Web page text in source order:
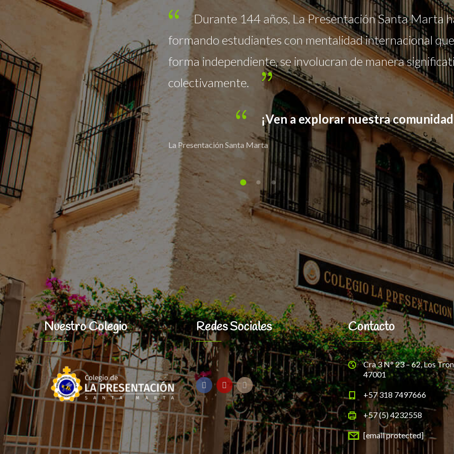
Marta ha estado
que piensan de
significativa y actúan
Educación formal de Calidad Humana y
metodología interactiva, currículo por competencias y
digitales de aprendizaje, en los niveles de Preescolar,
Académica, con profundización en inglés y francés.
¡Ven a explorar nuestra
La Presentación Santa Marta
Nuestro Colegio Redes Sociales Contacto
Cra 3 N° 23 – 62, Los
47001
+57 318 7497666
+57 (5) 4232558
[email protected]